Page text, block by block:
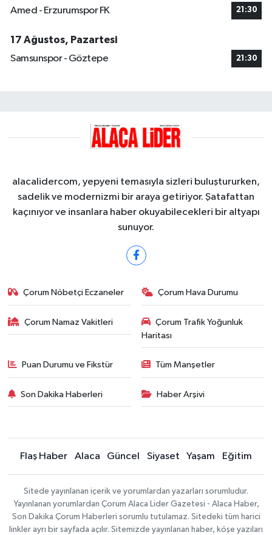
Amed - Erzurumspor FK 21:30
17 Ağustos, Pazartesi
Samsunspor - Göztepe
21:30
alacalidercom, yepyeni temasıyla sizleri buluştururken,
sadelik ve modernizmi bir araya getiriyor. Şatafattan
kaçınıyor ve insanlara haber okuyabilecekleri bir altyapı
sunuyor.
Çorum Nöbetçi Eczaneler Çorum Hava Durumu
Çorum Namaz Vakitleri
Çorum Trafik Yoğunluk
Haritası
Puan Durumu ve Fikstür Tüm Manşetler
Son Dakika Haberleri Haber Arşivi
Flaş Haber Alaca Güncel Siyaset Yaşam Eğitim
Sitede yayınlanan içerik ve yorumlardan yazarları sorumludur.
Yayınlanan yorumlardan Çorum Alaca Lider Gazetesi - Alaca Haber,
Son Dakika Çorum Haberleri sorumlu tutulamaz. Sitedeki tüm harici
linkler ayrı bir sayfada açılır. Sitemizde yayınlanan haber, köşe yazıları